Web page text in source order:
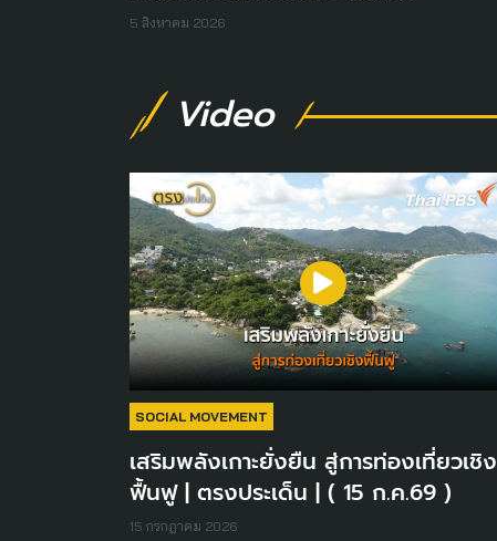
5 สิงหาคม 2026
Video
SOCIAL MOVEMENT
เสริมพลังเกาะยั่งยืน สู่การท่องเที่ยวเชิง
ฟื้นฟู | ตรงประเด็น | ( 15 ก.ค.69 )
15 กรกฎาคม 2026